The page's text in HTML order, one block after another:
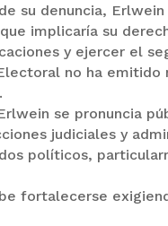
su denuncia,
implicaría su
y ejercer el
no ha
se pronuncia
judiciales y
políticos,
fortalecerse